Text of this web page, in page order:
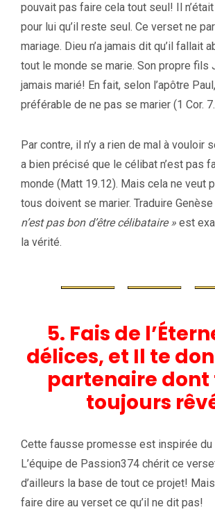
pouvait pas faire cela tout seul! Il
pour lui qu’il reste seul. Ce verset ne
mariage. Dieu n’a jamais dit qu’il fallait
tout le monde se marie. Son propre fils
jamais marié! En fait, selon l’apôtre
préférable de ne pas se marier (1 Cor.
Par contre, il n’y a rien de mal à vouloir
a bien précisé que le célibat n’est pas
monde (Matt 19.12). Mais cela ne veut
tous doivent se marier. Traduire
n’est pas bon d’être célibataire » est
la vérité.
5. Fais de
délices, et Il te
partenaire dont
toujours
Cette fausse promesse est inspirée du
L’équipe de Passion374 chérit ce
d’ailleurs la base de tout ce projet!
faire dire au verset ce qu’il ne dit pas!